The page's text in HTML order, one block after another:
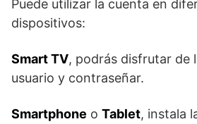
Puede utilizar la cuenta en
dispositivos:
Smart TV, podrás disfrutar de
usuario y contraseñar.
Smartphone o Tablet, instala